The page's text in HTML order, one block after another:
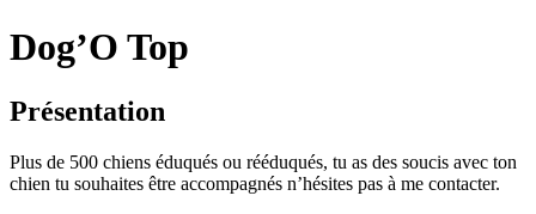
Dog’O Top
Présentation
Plus de 500 chiens éduqués ou rééduqués, tu as des soucis avec ton
chien tu souhaites être accompagnés n’hésites pas à me contacter.